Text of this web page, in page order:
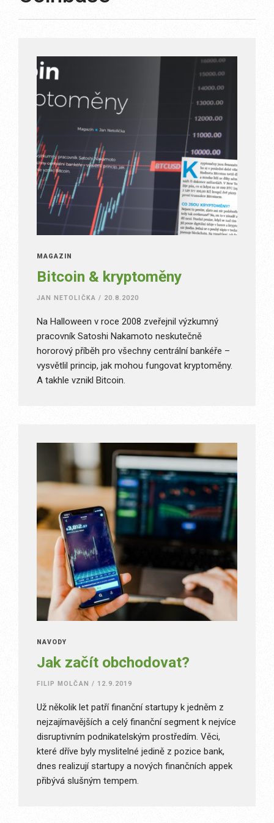
MAGAZÍN
Bitcoin & kryptoměny
JAN NETOLIČKA / 20.8.2020
Na Halloween v roce 2008 zveřejnil výzkumný
pracovník Satoshi Nakamoto neskutečně
hororový příběh pro všechny centrální bankéře –
vysvětlil princip, jak mohou fungovat kryptoměny.
A takhle vznikl Bitcoin.
NÁVODY
Jak začít obchodovat?
FILIP MOLČAN / 12.9.2019
Už několik let patří finanční startupy k jedněm z
nejzajímavějších a celý finanční segment k nejvíce
disruptivním podnikatelským prostředím. Věci,
které dříve byly myslitelné jedině z pozice bank,
dnes realizují startupy a nových finančních appek
přibývá slušným tempem.